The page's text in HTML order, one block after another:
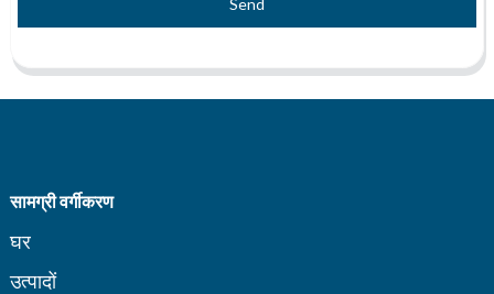
सामग्री वर्गीकरण
घर
उत्पादों